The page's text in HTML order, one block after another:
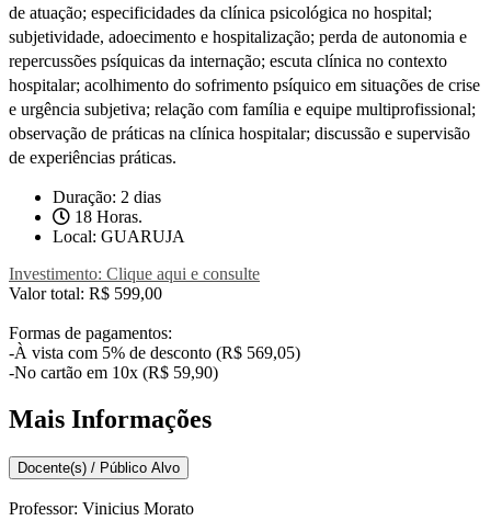
de atuação; especificidades da clínica psicológica no hospital;
subjetividade, adoecimento e hospitalização; perda de autonomia e
repercussões psíquicas da internação; escuta clínica no contexto
hospitalar; acolhimento do sofrimento psíquico em situações de crise
e urgência subjetiva; relação com família e equipe multiprofissional;
observação de práticas na clínica hospitalar; discussão e supervisão
de experiências práticas.
Duração: 2 dias
18 Horas.
Local: GUARUJA
Investimento: Clique aqui e consulte
Valor total: R$ 599,00
Formas de pagamentos:
-À vista com 5% de desconto (R$ 569,05)
-No cartão em 10x (R$ 59,90)
Mais Informações
Docente(s) / Público Alvo
Professor: Vinicius Morato